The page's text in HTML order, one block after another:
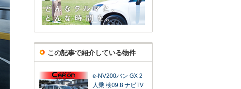
この記事で紹介している物件
e-NV200バン GX 2
人乗 検09.8 ナビTV